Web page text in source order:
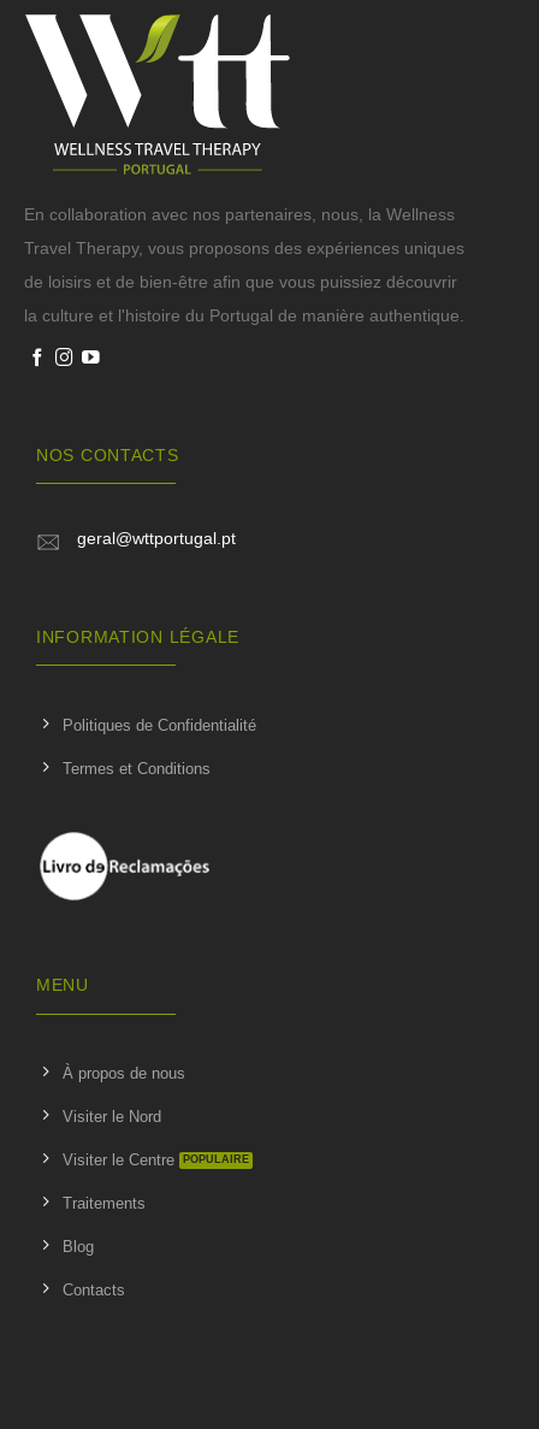
En collaboration avec nos partenaires, nous, la Wellness
Travel Therapy, vous proposons des expériences uniques
de loisirs et de bien-être afin que vous puissiez découvrir
la culture et l'histoire du Portugal de manière authentique.
NOS CONTACTS
geral@wttportugal.pt
INFORMATION LÉGALE
Politiques de Confidentialité
Termes et Conditions
MENU
À propos de nous
Visiter le Nord
Visiter le Centre
Traitements
Blog
Contacts